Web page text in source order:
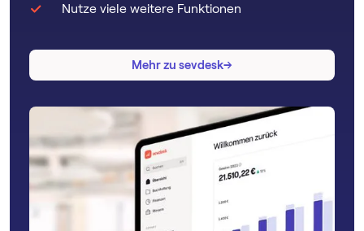
Nutze viele weitere Funktionen
Mehr zu sevdesk→
→